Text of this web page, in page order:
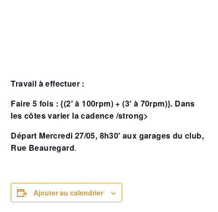
Travail à effectuer :
Faire 5 fois : {(2′ à 100rpm) + (3′ à 70rpm)}. Dans
les côtes varier la cadence /strong>
Départ Mercredi 27/05, 8h30′ aux garages du club,
Rue Beauregard.
Ajouter au calendrier